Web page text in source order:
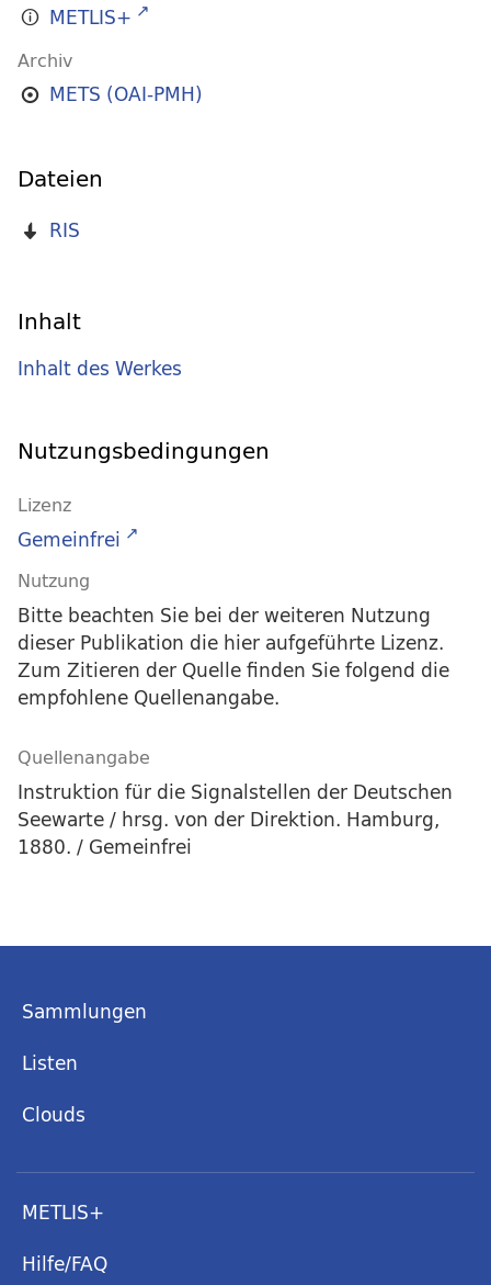
METLIS+
Archiv
METS (OAI-PMH)
Dateien
RIS
Inhalt
Inhalt des Werkes
Nutzungsbedingungen
Lizenz
Gemeinfrei
Nutzung
Bitte beachten Sie bei der weiteren Nutzung
dieser Publikation die hier aufgeführte Lizenz.
Zum Zitieren der Quelle finden Sie folgend die
empfohlene Quellenangabe.
Quellenangabe
Instruktion für die Signalstellen der Deutschen
Seewarte / hrsg. von der Direktion. Hamburg,
1880. / Gemeinfrei
Sammlungen
Listen
Clouds
METLIS+
Hilfe/FAQ